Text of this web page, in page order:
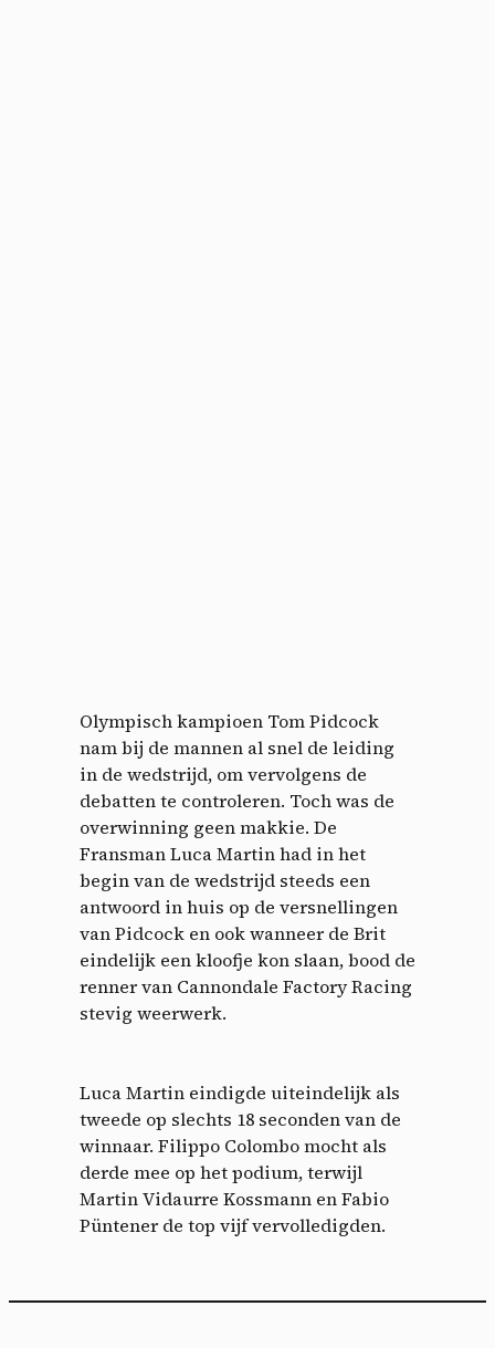
Olympisch kampioen Tom Pidcock
nam bij de mannen al snel de leiding
in de wedstrijd, om vervolgens de
debatten te controleren. Toch was de
overwinning geen makkie. De
Fransman Luca Martin had in het
begin van de wedstrijd steeds een
antwoord in huis op de versnellingen
van Pidcock en ook wanneer de Brit
eindelijk een kloofje kon slaan, bood de
renner van Cannondale Factory Racing
stevig weerwerk.
Luca Martin eindigde uiteindelijk als
tweede op slechts 18 seconden van de
winnaar. Filippo Colombo mocht als
derde mee op het podium, terwijl
Martin Vidaurre Kossmann en Fabio
Püntener de top vijf vervolledigden.